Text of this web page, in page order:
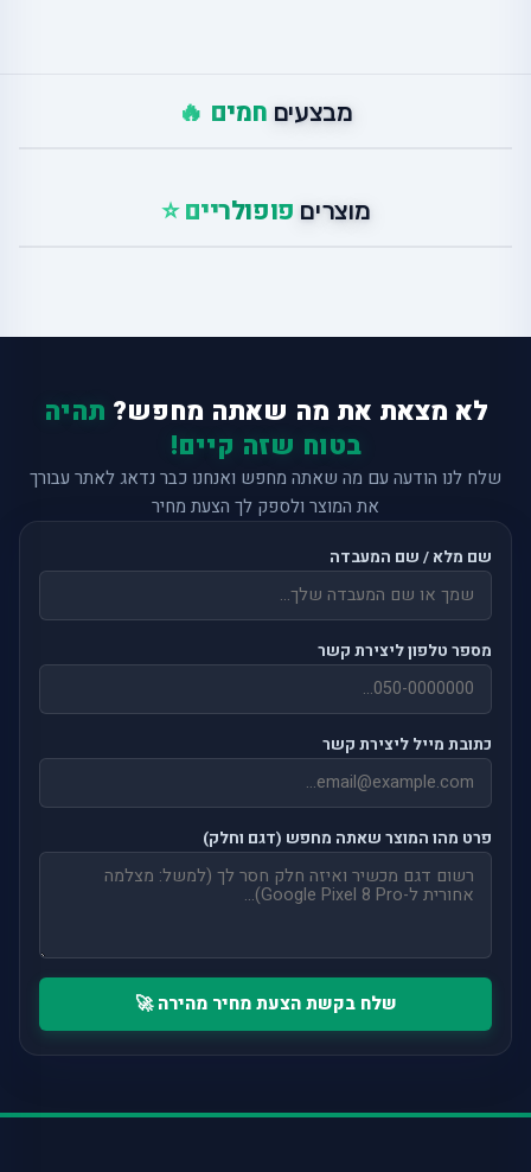
מבצעים חמים 🔥
מוצרים פופולריים ⭐
לא מצאת את מה שאתה מחפש? תהיה
בטוח שזה קיים!
שלח לנו הודעה עם מה שאתה מחפש ואנחנו כבר נדאג לאתר עבורך
את המוצר ולספק לך הצעת מחיר
שם מלא / שם המעבדה
מספר טלפון ליצירת קשר
כתובת מייל ליצירת קשר
פרט מהו המוצר שאתה מחפש (דגם וחלק)
שלח בקשת הצעת מחיר מהירה 🚀